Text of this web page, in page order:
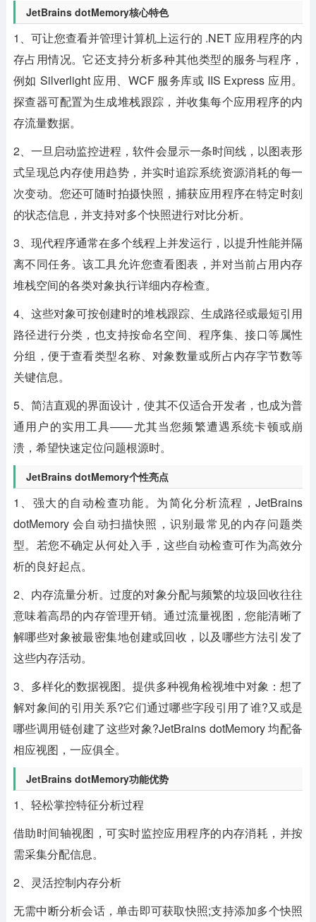
JetBrains dotMemory核心特色
1、可让您查看并管理计算机上运行的 .NET 应用程序的内
存占用情况。它还支持分析多种其他类型的服务与程序，
例如 Silverlight 应用、WCF 服务库或 IIS Express 应用。
探查器可配置为生成堆栈跟踪，并收集每个应用程序的内
存流量数据。
2、一旦启动监控进程，软件会显示一条时间线，以图表形
式呈现总内存使用趋势，并实时追踪系统资源消耗的每一
次变动。您还可随时拍摄快照，捕获应用程序在特定时刻
的状态信息，并支持对多个快照进行对比分析。
3、现代程序通常在多个线程上并发运行，以提升性能并隔
离不同任务。该工具允许您查看图表，并对当前占用内存
堆栈空间的各类对象执行详细内存检查。
4、这些对象可按创建时的堆栈跟踪、生成路径或最短引用
路径进行分类，也支持按命名空间、程序集、接口等属性
分组，便于查看类型名称、对象数量或所占内存字节数等
关键信息。
5、简洁直观的界面设计，使其不仅适合开发者，也成为普
通用户的实用工具——尤其当您频繁遭遇系统卡顿或崩
溃，希望快速定位问题根源时。
JetBrains dotMemory个性亮点
1、强大的自动检查功能。为简化分析流程，JetBrains
dotMemory 会自动扫描快照，识别最常见的内存问题类
型。若您不确定从何处入手，这些自动检查可作为高效分
析的良好起点。
2、内存流量分析。过度的对象分配与频繁的垃圾回收往往
意味着高昂的内存管理开销。通过流量视图，您能清晰了
解哪些对象被最密集地创建或回收，以及哪些方法引发了
这些内存活动。
3、多样化的数据视图。提供多种视角检视堆中对象：想了
解对象间的引用关系?它们通过哪些字段引用了谁?又或是
哪些调用链创建了这些对象?JetBrains dotMemory 均配备
相应视图，一应俱全。
JetBrains dotMemory功能优势
1、轻松掌控特征分析过程
借助时间轴视图，可实时监控应用程序的内存消耗，并按
需采集分配信息。
2、灵活控制内存分析
无需中断分析会话，单击即可获取快照;支持添加多个快照